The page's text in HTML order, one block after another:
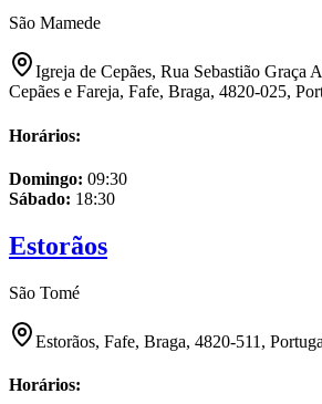
São Mamede
Igreja de Cepães, Rua Sebastião Graça
Cepães e Fareja, Fafe, Braga, 4820-025,
Horários:
Domingo: 09:30
Sábado: 18:30
Estorãos
São Tomé
Estorãos, Fafe, Braga, 4820-511,
Horários: